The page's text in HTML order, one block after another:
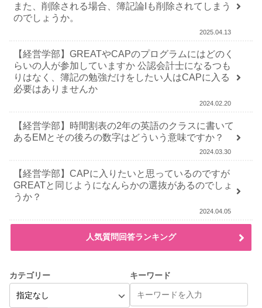
また、削除される場合、簿記論Iも削除されてしまう
のでしょうか。
2025.04.13
【経営学部】GREATやCAPのプログラムにはどのく
らいの人が参加していますか 公認会計士になるつも
りはなく、簿記の勉強だけをしたい人はCAPに入る
必要はありませんか
2024.02.20
【経営学部】時間割表の2年の英語のクラスに書いて
あるEMとその後ろの数字はどういう意味ですか？
2024.03.30
【経営学部】CAPに入りたいと思っているのですが
GREATと同じようになんらかの選抜があるのでしょ
うか？
2024.04.05
人気質問回答ランキング
カテゴリー キーワード